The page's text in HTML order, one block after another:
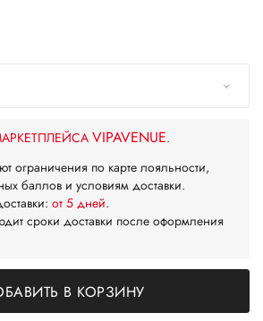
VIPAVENUE.
ограничения по карте лояльности,
баллов и условиям доставки.
от 5 дней.
сроки доставки после оформления
В КОРЗИНУ